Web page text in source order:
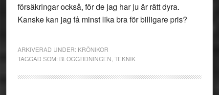
försäkringar också, för de jag har ju är rätt dyra.
Kanske kan jag få minst lika bra för billigare pris?
ARKIVERAD UNDER: KRÖNIKOR
TAGGAD SOM: BLOGGTIDNINGEN TEKNIK